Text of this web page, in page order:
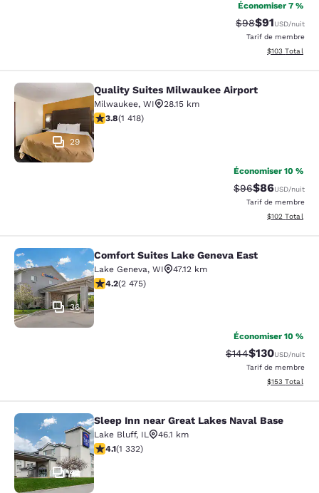
Économiser 7 %
Tarif barré :
$98Tarif réduit :
$91USD/nuit
Tarif de membre
Afficher les
$103 Total
Quality Suites Milwaukee Airport
29
Quality Suites Milwaukee Airport
Milwaukee, WI
28.15 km
3.82 étoiles. Bien. 1418 commentaires
3.8(1 418)
Économiser 10 %
Tarif barré :
$96Tarif réduit :
$86USD/nuit
Tarif de membre
Afficher les
$102 Total
Comfort Suites Lake Geneva East
36
Comfort Suites Lake Geneva East
Lake Geneva, WI
47.12 km
4.22 étoiles. Excellent. 2475 commentaires
4.2(2 475)
Économiser 10 %
Tarif barré :
$144Tarif réduit :
$130USD/nuit
Tarif de membre
Afficher les
$153 Total
Sleep Inn near Great Lakes Naval
42
Sleep Inn near Great Lakes Naval Base
Lake Bluff, IL
46.1 km
4.09 étoiles. Très bon. 1332 commentaires
4.1(1 332)